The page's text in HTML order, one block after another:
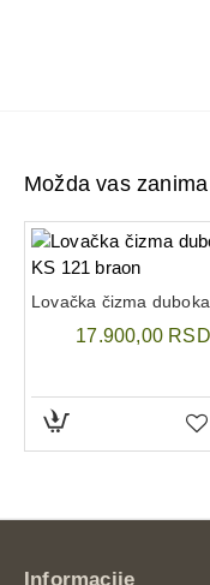
Jaka ručka za
Podesiva visina
Ventilacija:
Jednostavno
Možda vas
17.900,00 RSD
Informacije